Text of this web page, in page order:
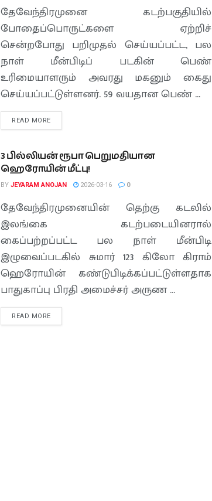
தேவேந்திரமுனை கடற்பகுதியில்
போதைப்பொருட்களை ஏற்றிச்
சென்றபோது பறிமுதல் செய்யப்பட்ட, பல
நாள் மீன்பிடிப் படகின் பெண்
உரிமையாளரும் அவரது மகனும் கைது
செய்யப்பட்டுள்ளனர். 59 வயதான பெண் ...
READ MORE
3 பில்லியன் ரூபா பெறுமதியான
ஹெரோயின் மீட்பு!
BY JEYARAM ANOJAN 2026-03-16 0
தேவேந்திரமுனையின் தெற்கு கடலில்
இலங்கை கடற்படையினரால்
கைப்பற்றப்பட்ட பல நாள் மீன்பிடி
இழுவைப்படகில் சுமார் 123 கிலோ கிராம்
ஹெரோயின் கண்டுபிடிக்கப்பட்டுள்ளதாக
பாதுகாப்பு பிரதி அமைச்சர் அருண ...
READ MORE